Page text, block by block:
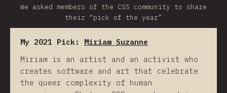
We asked members of the CSS community to share
their “pick of the year”
My 2021 Pick: Miriam Suzanne
Miriam is an artist and an activist who
creates software and art that celebrate
the queer complexity of human